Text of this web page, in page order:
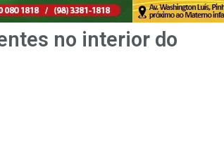
no interior do